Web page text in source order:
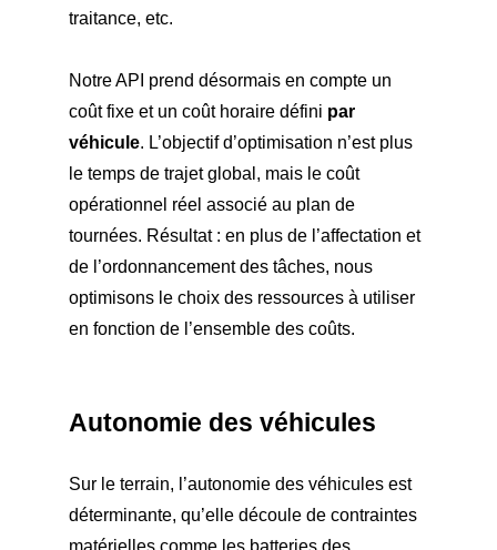
traitance, etc.
Notre API prend désormais en compte un
coût fixe et un coût horaire défini par
véhicule. L’objectif d’optimisation n’est plus
le temps de trajet global, mais le coût
opérationnel réel associé au plan de
tournées. Résultat : en plus de l’affectation et
de l’ordonnancement des tâches, nous
optimisons le choix des ressources à utiliser
en fonction de l’ensemble des coûts.
Autonomie des véhicules
Sur le terrain, l’autonomie des véhicules est
déterminante, qu’elle découle de contraintes
matérielles comme les batteries des